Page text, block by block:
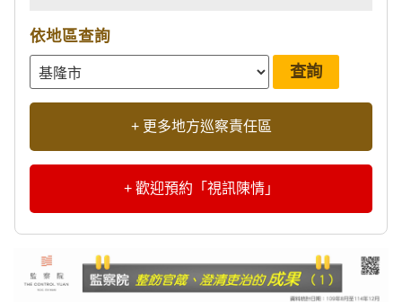
依地區查詢
+ 更多地方巡察責任區
+ 歡迎預約「視訊陳情」